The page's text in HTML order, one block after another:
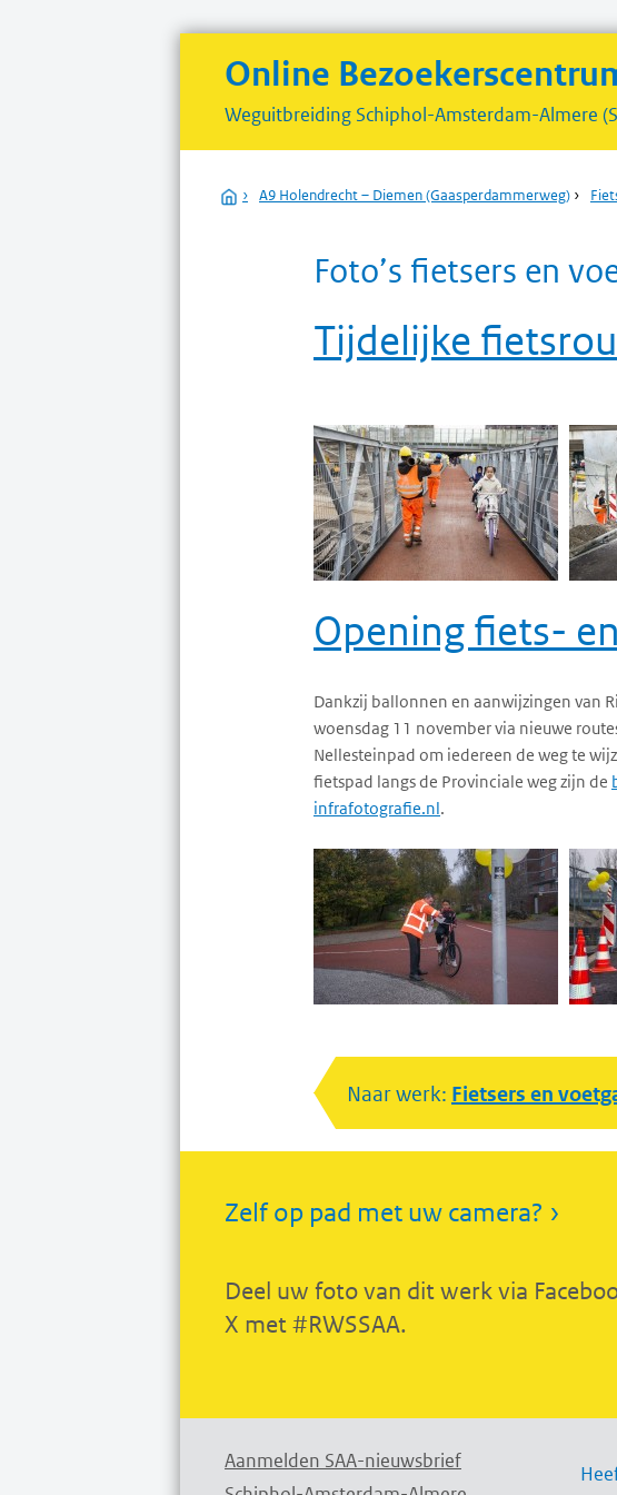
Online
Weguitbreiding Schiphol-Amsterdam-Almere
Home
› A9 Holendrecht – Diemen (Gaasperdammerweg) ›
Foto’s fietsers en
Tijdelijke
Opening fiets-
Dankzij ballonnen en aanwijzingen van
woensdag 11 november via nieuwe
Nellesteinpad om iedereen de weg te
fietspad langs de Provinciale weg zijn de
infrafotografie.nl.
Naar werk: Fietsers en
Zelf op pad met uw camera? ›
Deel uw foto van dit werk via
X met #RWSSAA.
Aanmelden SAA-nieuwsbrief